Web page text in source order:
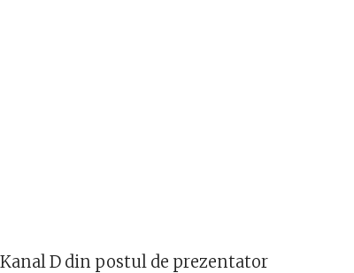
D din postul de prezentator